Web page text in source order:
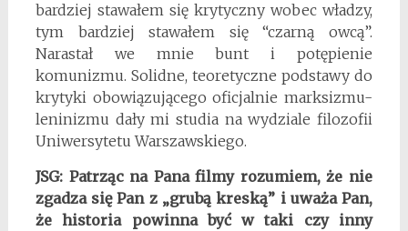
bardziej stawałem się krytyczny wobec władzy,
tym bardziej stawałem się “czarną owcą”.
Narastał we mnie bunt i potępienie
komunizmu. Solidne, teoretyczne podstawy do
krytyki obowiązującego oficjalnie marksizmu-
leninizmu dały mi studia na wydziale filozofii
Uniwersytetu Warszawskiego.
JSG: Patrząc na Pana filmy rozumiem, że nie
zgadza się Pan z „grubą kreską” i uważa Pan,
że historia powinna być w taki czy inny